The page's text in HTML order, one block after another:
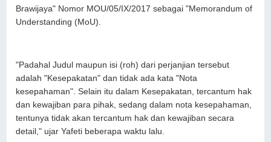
Brawijaya" Nomor MOU/05/IX/2017 sebagai "Memorandum of
Understanding (MoU).
"Padahal Judul maupun isi (roh) dari perjanjian tersebut
adalah "Kesepakatan" dan tidak ada kata "Nota
kesepahaman". Selain itu dalam Kesepakatan, tercantum hak
dan kewajiban para pihak, sedang dalam nota kesepahaman,
tentunya tidak akan tercantum hak dan kewajiban secara
detail," ujar Yafeti beberapa waktu lalu.